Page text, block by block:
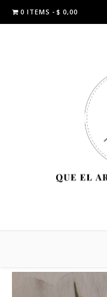
0 ITEMS $ 0,00